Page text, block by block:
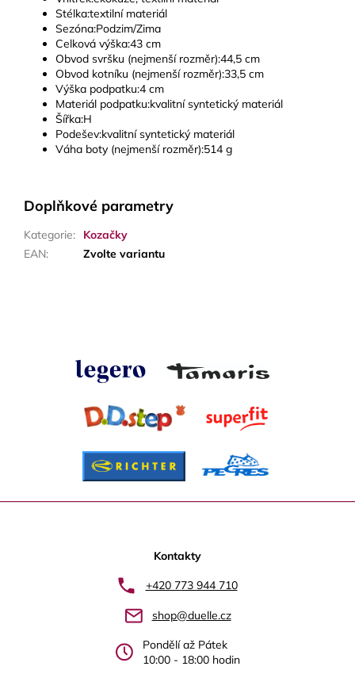
Stélka:textilní materiál
Sezóna:Podzim/Zima
Celková výška:43 cm
Obvod svršku (nejmenší rozměr):44,5 cm
Obvod kotníku (nejmenší rozměr):33,5 cm
Výška podpatku:4 cm
Materiál podpatku:kvalitní syntetický materiál
Šířka:H
Podešev:kvalitní syntetický materiál
Váha boty (nejmenší rozměr):514 g
Doplňkové parametry
Kategorie:
Kozačky
EAN: Zvolte variantu
Z
Kontakty
+420 773 944 710
shop@duelle.cz
Pondělí až Pátek
10:00 - 18:00 hodin